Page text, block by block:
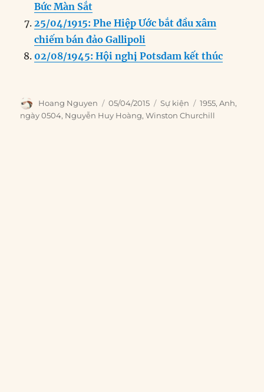
Bức Màn Sắt
25/04/1915: Phe Hiệp Ước bắt đầu xâm
chiếm bán đảo Gallipoli
02/08/1945: Hội nghị Potsdam kết thúc
Author
Hoang Nguyen
Posted
on
05/04/2015 Categories
Sự kiện Tags
1955,Anh,
ngày 0504, Nguyễn Huy Hoàng,Winston Churchill